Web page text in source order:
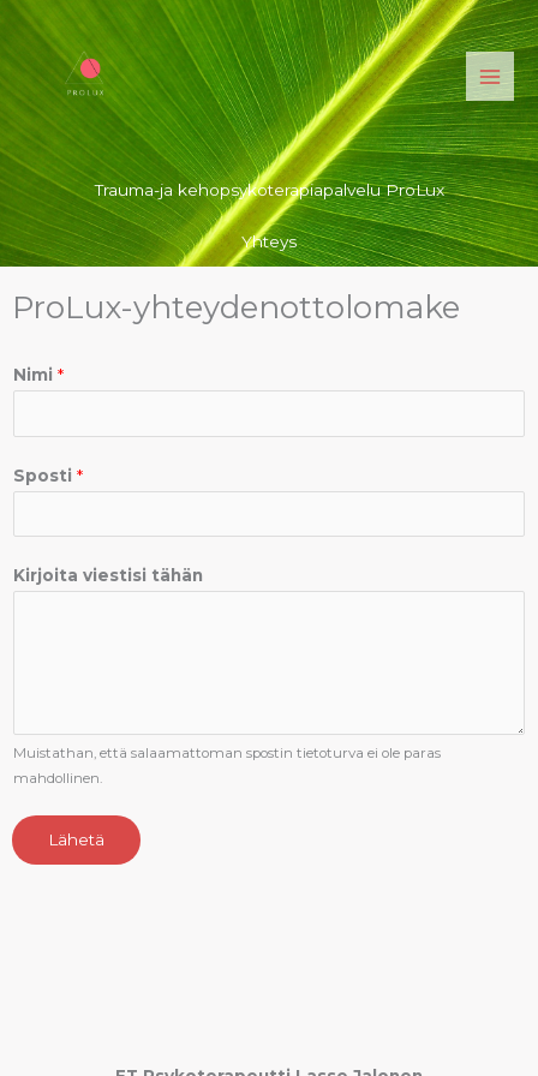
Siirry
sisältöön
Trauma-ja kehopsykoterapiapalvelu ProLux
Yhteys
ProLux-yhteydenottolomake
Nimi *
Sposti *
Kirjoita viestisi tähän
Muistathan, että salaamattoman spostin tietoturva ei ole paras
mahdollinen.
Lähetä